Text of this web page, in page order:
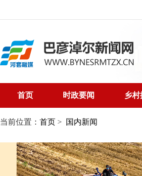
首页 时政要闻 乡
当前位置： 首页 > 国内新闻